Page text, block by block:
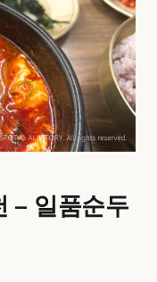
– 일품순두